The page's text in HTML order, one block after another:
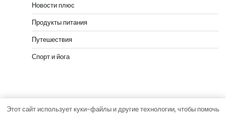
Новости плюс
Продукты питания
Путешествия
Спорт и йога
Этот сайт использует куки-файлы и другие технологии, чтобы помочь